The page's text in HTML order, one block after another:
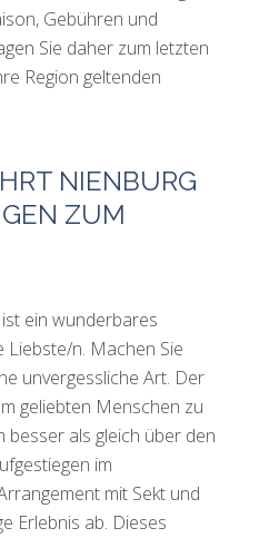
Gebühren und
Sie daher zum letzten
Region geltenden
NIENBURG
ZUM
ein wunderbares
n. Machen Sie
unvergessliche Art. Der
geliebten Menschen zu
besser als gleich über den
im
mit Sekt und
Erlebnis ab. Dieses